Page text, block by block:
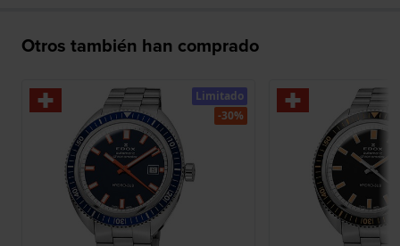
Otros también han comprado
Limitado
-30%